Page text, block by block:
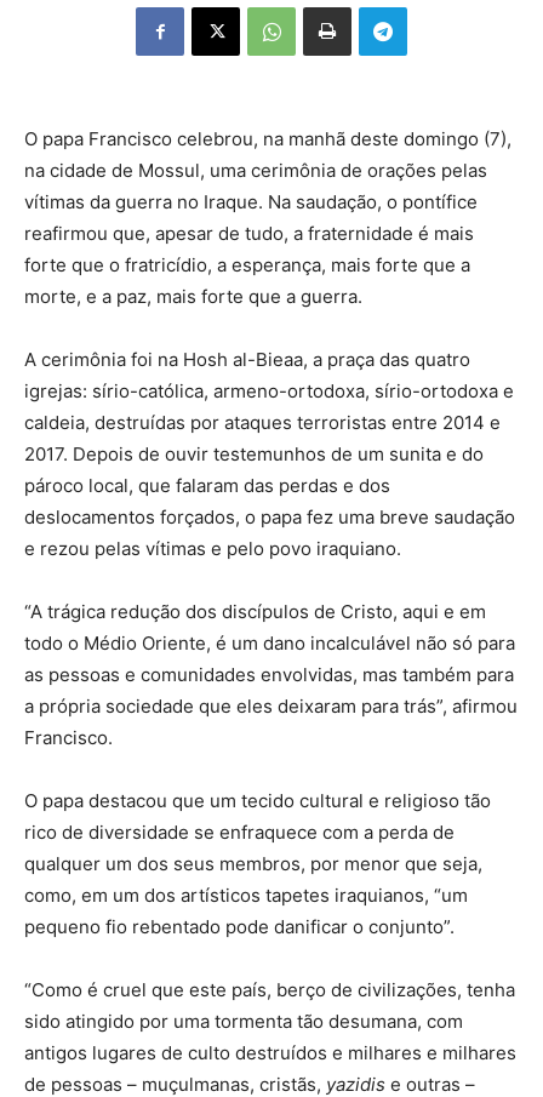
O papa Francisco celebrou, na manhã deste domingo (7),
na cidade de Mossul, uma cerimônia de orações pelas
vítimas da guerra no Iraque. Na saudação, o pontífice
reafirmou que, apesar de tudo, a fraternidade é mais
forte que o fratricídio, a esperança, mais forte que a
morte, e a paz, mais forte que a guerra.
A cerimônia foi na Hosh al-Bieaa, a praça das quatro
igrejas: sírio-católica, armeno-ortodoxa, sírio-ortodoxa e
caldeia, destruídas por ataques terroristas entre 2014 e
2017. Depois de ouvir testemunhos de um sunita e do
pároco local, que falaram das perdas e dos
deslocamentos forçados, o papa fez uma breve saudação
e rezou pelas vítimas e pelo povo iraquiano.
“A trágica redução dos discípulos de Cristo, aqui e em
todo o Médio Oriente, é um dano incalculável não só para
as pessoas e comunidades envolvidas, mas também para
a própria sociedade que eles deixaram para trás”, afirmou
Francisco.
O papa destacou que um tecido cultural e religioso tão
rico de diversidade se enfraquece com a perda de
qualquer um dos seus membros, por menor que seja,
como, em um dos artísticos tapetes iraquianos, “um
pequeno fio rebentado pode danificar o conjunto”.
“Como é cruel que este país, berço de civilizações, tenha
sido atingido por uma tormenta tão desumana, com
antigos lugares de culto destruídos e milhares e milhares
de pessoas – muçulmanas, cristãs, yazidis e outras –